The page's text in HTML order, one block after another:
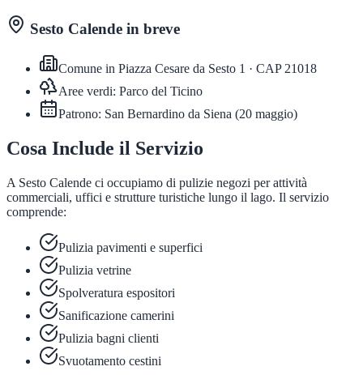
Sesto Calende in breve
Comune in Piazza Cesare da Sesto 1 · CAP 21018
Aree verdi: Parco del Ticino
Patrono: San Bernardino da Siena (20 maggio)
Cosa Include il Servizio
A Sesto Calende ci occupiamo di pulizie negozi per attività
commerciali, uffici e strutture turistiche lungo il lago. Il servizio
comprende:
Pulizia pavimenti e superfici
Pulizia vetrine
Spolveratura espositori
Sanificazione camerini
Pulizia bagni clienti
Svuotamento cestini